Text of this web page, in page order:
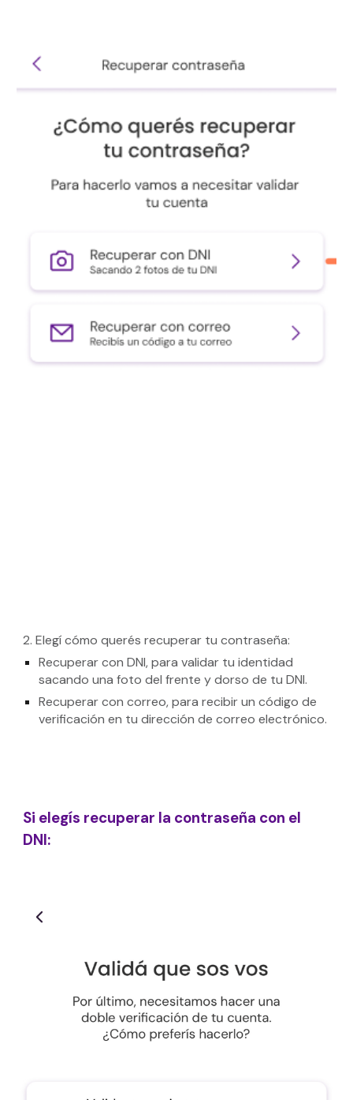
2.Elegí cómo querés recuperar tu contraseña:
Recuperar con DNI, para validar tu identidad
sacando una foto del frente y dorso de tu DNI.
Recuperar con correo, para recibir un código de
verificación en tu dirección de correo electrónico.
Si elegís recuperar la contraseña con el
DNI: